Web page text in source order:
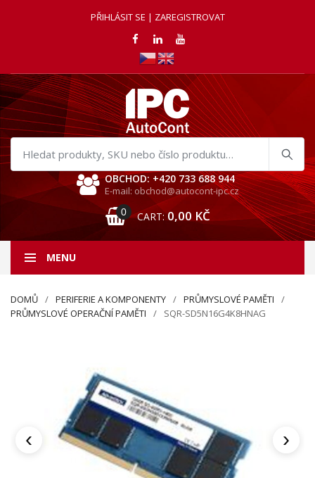
PŘIHLÁSIT SE | ZAREGISTROVAT
Hledat
produkty
OBCHOD: +420 733 688 944
E-mail: obchod@autocont-ipc.cz
0 CART: 0,00 KČ
MENU
DOMŮ PERIFERIE A KOMPONENTY
PRŮMYSLOVÉ PAMĚTI
PRŮMYSLOVÉ OPERAČNÍ PAMĚTI
SQR-SD5N16G4K8HNAG
‹ ›